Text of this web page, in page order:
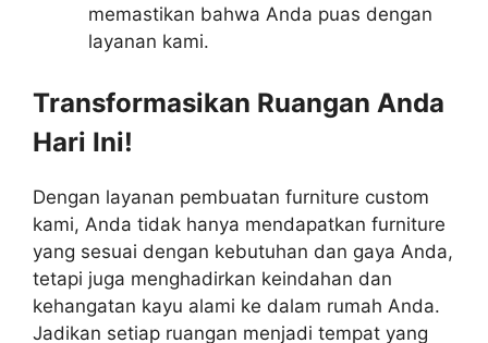
memastikan bahwa Anda puas dengan
layanan kami.
Transformasikan Ruangan Anda
Hari Ini!
Dengan layanan pembuatan furniture custom
kami, Anda tidak hanya mendapatkan furniture
yang sesuai dengan kebutuhan dan gaya Anda,
tetapi juga menghadirkan keindahan dan
kehangatan kayu alami ke dalam rumah Anda.
Jadikan setiap ruangan menjadi tempat yang